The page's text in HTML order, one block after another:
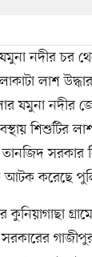
নদীর চর
লাশ
যমুনা নদীর
শিশুটির
সরকার
আটক করেছে
কুনিয়াগাছা